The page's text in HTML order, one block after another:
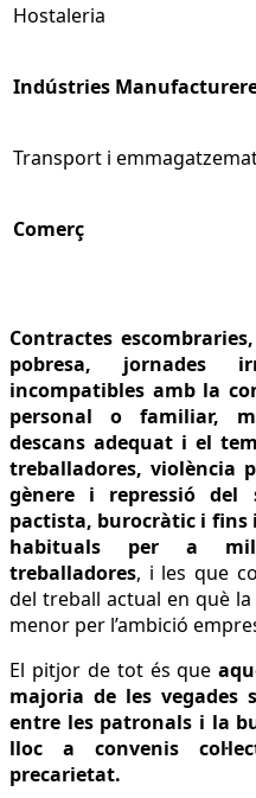
Hostaleria
Indústries
Transport i
Comerç
Contractes
pobresa, jornades
incompatibles amb la
personal o familiar,
descans adequat i el
treballadores, violència
gènere i repressió del
pactista, burocràtic i fins
habituals per a
treballadores, i les que
del treball actual en què
menor per l’ambició
El pitjor de tot és que
majoria de les vegades
entre les patronals i la
lloc a convenis
precarietat.